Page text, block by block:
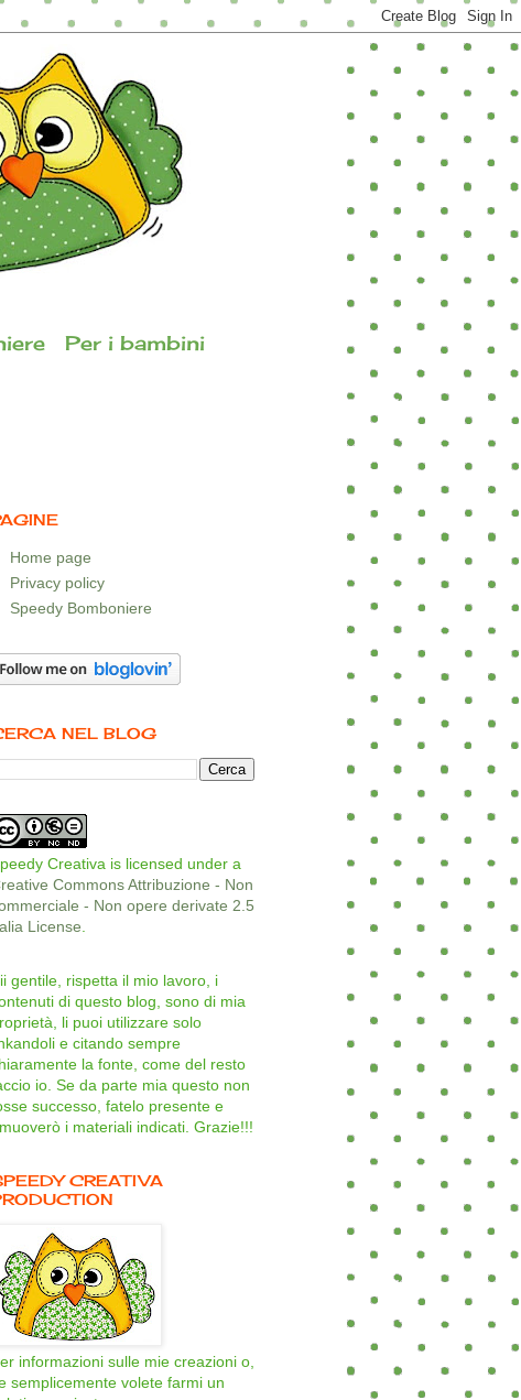
Per i bambini
Home page
Privacy policy
Speedy Bomboniere
NEL BLOG
Creativa is licensed under a
Commons Attribuzione - Non
- Non opere derivate 2.5
License
gentile, rispetta il mio lavoro, i
di questo blog, sono di mia
li puoi utilizzare solo
e citando sempre
la fonte, come del resto
io. Se da parte mia questo non
successo, fatelo presente e
i materiali indicati. Grazie!!!
CREATIVA
informazioni sulle mie creazioni o,
semplicemente volete farmi un